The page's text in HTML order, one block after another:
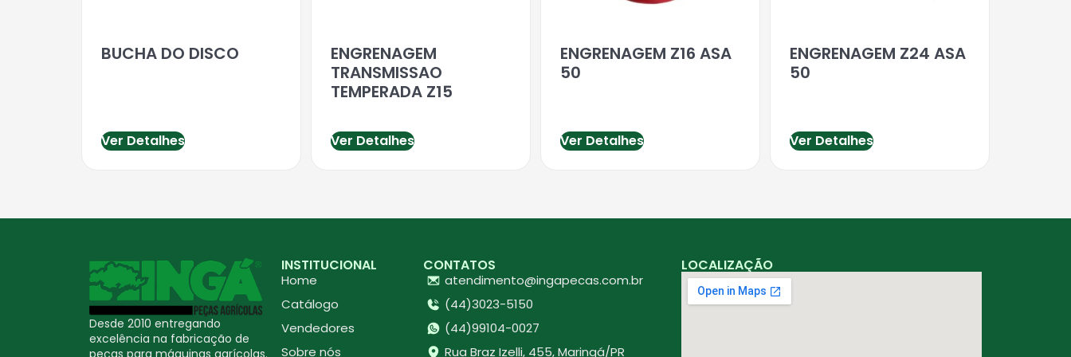
BUCHA DO DISCO
Ver Detalhes
ENGRENAGEM
TRANSMISSAO
TEMPERADA Z15
Ver Detalhes
ENGRENAGEM Z16 ASA
50
Ver Detalhes
ENGRENAGEM Z24 ASA
50
Ver Detalhes
Desde 2010 entregando
excelência na fabricação de
INSTITUCIONAL
Home
Catálogo
Vendedores
Sobre nós
CONTATOS
atendimento@ingapecas.com.br
(44)3023-5150
(44)99104-0027
Rua Braz Izelli, 455, Maringá/PR
LOCALIZAÇÃO